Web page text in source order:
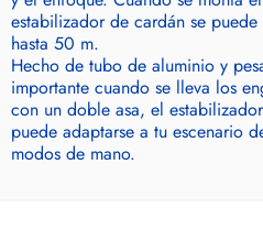
estabilizador de cardán se
hasta 50 m.
Hecho de tubo de aluminio y
importante cuando se lleva los
con un doble asa, el
puede adaptarse a tu escenario
modos de mano.